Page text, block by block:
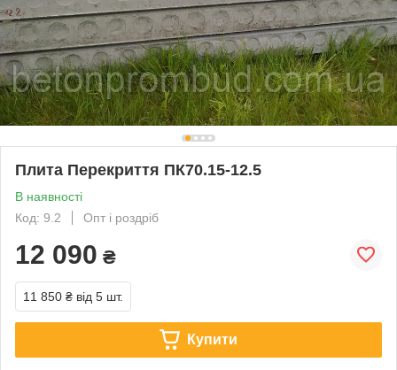
Плита Перекриття ПК70.15-12.5
В наявності
Код: 9.2
Опт і роздріб
12 090 ₴
11 850 ₴ від 5 шт.
Купити